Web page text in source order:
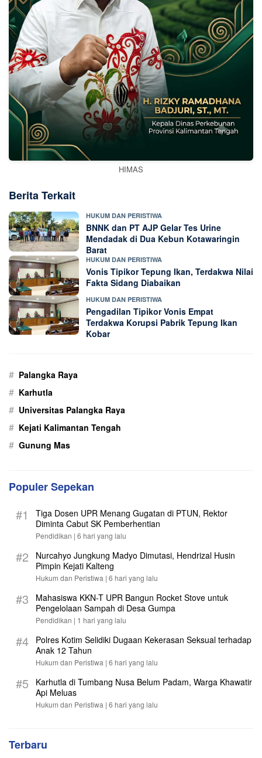
HIMAS
Berita Terkait
HUKUM DAN PERISTIWA
BNNK dan PT AJP Gelar Tes Urine
Mendadak di Dua Kebun Kotawaringin
Barat
HUKUM DAN PERISTIWA
Vonis Tipikor Tepung Ikan, Terdakwa Nilai
Fakta Sidang Diabaikan
HUKUM DAN PERISTIWA
Pengadilan Tipikor Vonis Empat
Terdakwa Korupsi Pabrik Tepung Ikan
Kobar
# Palangka Raya
# Karhutla
# Universitas Palangka Raya
# Kejati Kalimantan Tengah
# Gunung Mas
Populer Sepekan
#1
Tiga Dosen UPR Menang Gugatan di PTUN, Rektor
Diminta Cabut SK Pemberhentian
Pendidikan | 6 hari yang lalu
#2
Nurcahyo Jungkung Madyo Dimutasi, Hendrizal Husin
Pimpin Kejati Kalteng
Hukum dan Peristiwa | 6 hari yang lalu
#3
Mahasiswa KKN-T UPR Bangun Rocket Stove untuk
Pengelolaan Sampah di Desa Gumpa
Pendidikan | 1 hari yang lalu
#4
Polres Kotim Selidiki Dugaan Kekerasan Seksual terhadap
Anak 12 Tahun
Hukum dan Peristiwa | 6 hari yang lalu
#5
Karhutla di Tumbang Nusa Belum Padam, Warga Khawatir
Api Meluas
Hukum dan Peristiwa | 6 hari yang lalu
Terbaru